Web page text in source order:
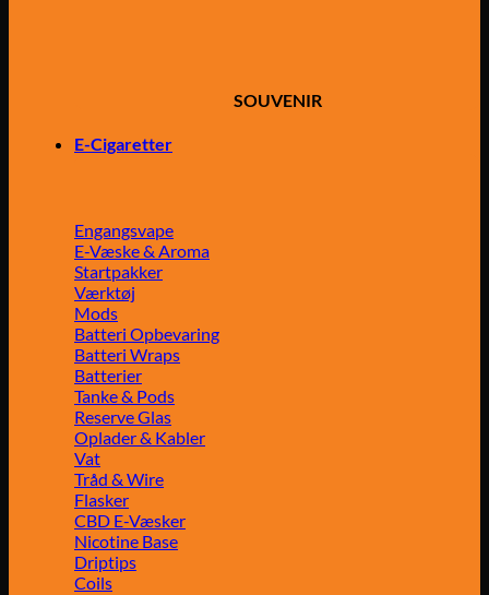
SOUVENIR
E-Cigaretter
Engangsvape
E-Væske & Aroma
Startpakker
Værktøj
Mods
Batteri Opbevaring
Batteri Wraps
Batterier
Tanke & Pods
Reserve Glas
Oplader & Kabler
Vat
Tråd & Wire
Flasker
CBD E-Væsker
Nicotine Base
Driptips
Coils